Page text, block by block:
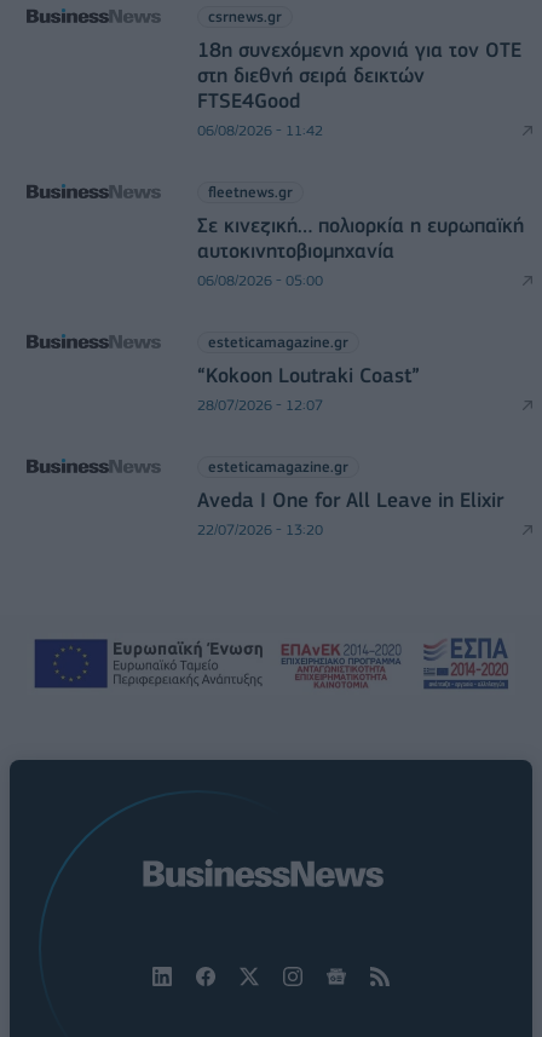
csrnews.gr
18η συνεχόμενη χρονιά για τον ΟΤΕ
στη διεθνή σειρά δεικτών
FTSE4Good
06/08/2026 - 11:42
fleetnews.gr
Σε κινεζική… πολιορκία η ευρωπαϊκή
αυτοκινητοβιομηχανία
06/08/2026 - 05:00
esteticamagazine.gr
“Kokoon Loutraki Coast”
28/07/2026 - 12:07
esteticamagazine.gr
Aveda I One for All Leave in Elixir
22/07/2026 - 13:20